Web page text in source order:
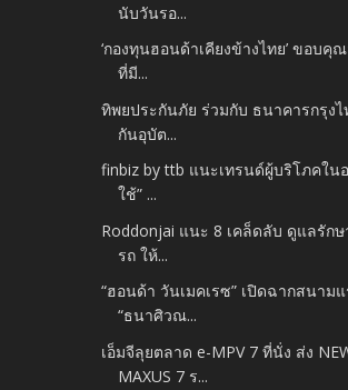
นับวันรอ...
‘กองทุนฮอนด้าเคียงข้างไทย’ ขอบคุ
ที่มี...
ทิพยประกันภัย ร่วมกับ ธนาคารกรุง
กันอุบัต...
finbiz by ttb แนะเทรนด์ผู้บริโภคใน
ใช้” ...
Roddonjai แนะ 8 เคล็ดลับ ดูแลรัก
รถ ให้...
“ฮอนด้า วันเมคเรซ” เปิดฉากสนาม
“ธนาศิวณ...
เอ็มจีลุยตลาด e-MPV 7 ที่นั่ง ส่ง
MAXUS 7 ร...